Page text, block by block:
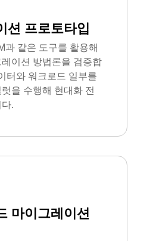
션 프로토타입
과 같은 도구를 활용해
이션 방법론을 검증합
터와 워크로드 일부를
을 수행해 현대화 전
.
마이그레이션